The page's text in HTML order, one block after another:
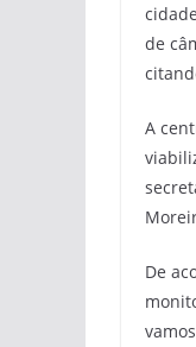
de
A
De